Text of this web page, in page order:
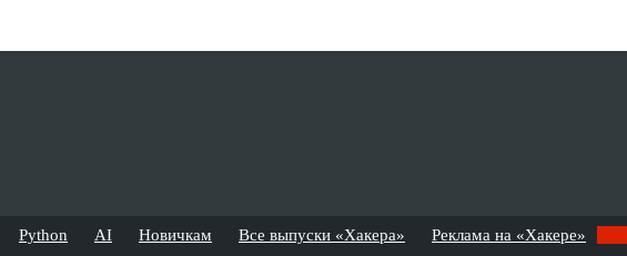
Python AI Новичкам Все выпуски «Хакера» Реклама на «Хакере»